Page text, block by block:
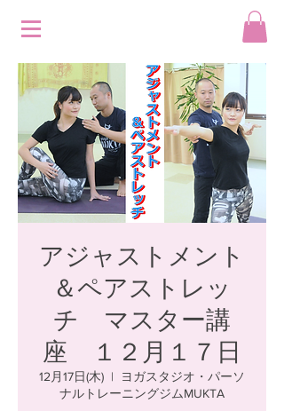
アジャストメント
＆ペアストレッ
チ マスター講
座 １２月１７日
12月17日(木)
  |
ヨガスタジオ・パーソ
ナルトレーニングジムMUKTA